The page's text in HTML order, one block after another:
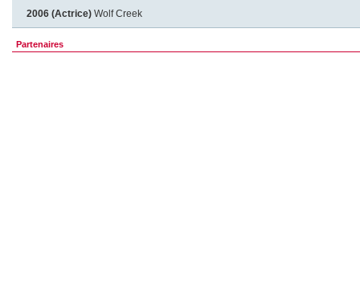
2006 (Actrice) Wolf Creek
Partenaires